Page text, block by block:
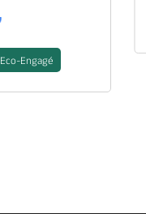
Eco-Engagé